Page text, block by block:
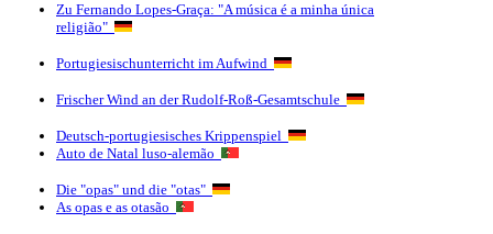
Zu Fernando Lopes-Graça: "A música é a minha única
religião"
Portugiesischunterricht im Aufwind
Frischer Wind an der Rudolf-Roß-Gesamtschule
Deutsch-portugiesisches Krippenspiel
Auto de Natal luso-alemão
Die "opas" und die "otas"
As opas e as otasão